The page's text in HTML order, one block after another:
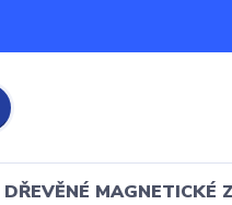
DŘEVĚNÉ MAGNETICKÉ